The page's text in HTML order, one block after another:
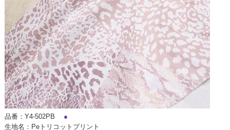
品番：Y4-502PB ●
生地名：Peトリコットプリント